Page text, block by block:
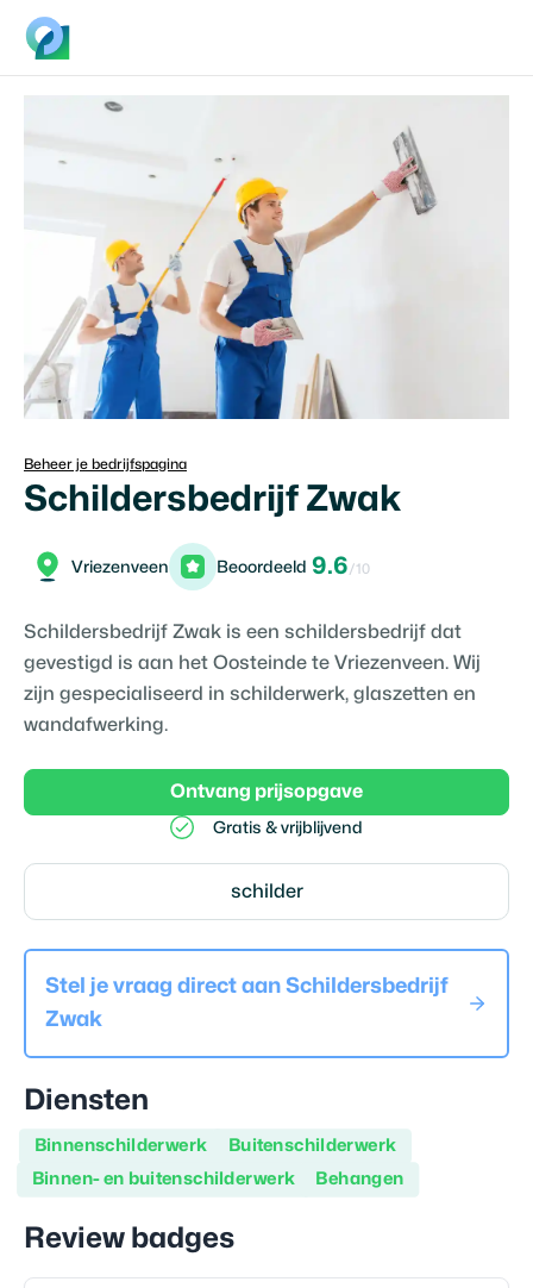
Beheer je bedrijfspagina
Schildersbedrijf Zwak
Vriezenveen Beoordeeld 9.6/10
Schildersbedrijf Zwak is een schildersbedrijf dat
gevestigd is aan het Oosteinde te Vriezenveen. Wij
zijn gespecialiseerd in schilderwerk, glaszetten en
wandafwerking.
Ontvang prijsopgave
Gratis & vrijblijvend
schilder
Stel je vraag direct aan Schildersbedrijf
Zwak
Diensten
Binnenschilderwerk Buitenschilderwerk
Binnen- en buitenschilderwerk Behangen
Review badges